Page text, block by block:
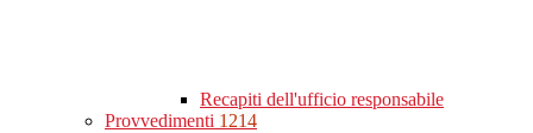
Recapiti dell'ufficio responsabile
Provvedimenti 1214